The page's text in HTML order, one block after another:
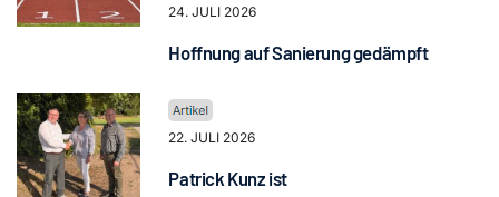
24. JULI 2026
Hoffnung auf Sanierung gedämpft
22. JULI 2026
Patrick Kunz ist